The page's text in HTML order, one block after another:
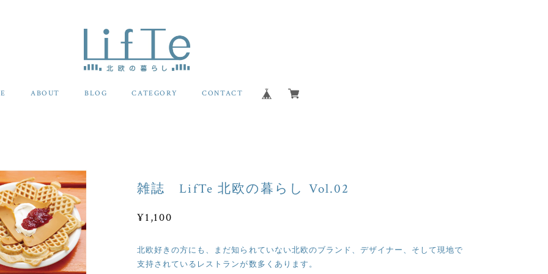
ABOUT BLOG CATEGORY CONTACT
雑誌 LifTe 北欧の暮らし Vol.02
¥1,100
北欧好きの方にも、まだ知られていない北欧のブランド、デザイナー、そして現地で
支持されているレストランが数多くあります。